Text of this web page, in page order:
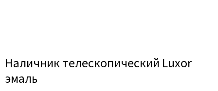
Наличник телескопический Luxor
эмаль